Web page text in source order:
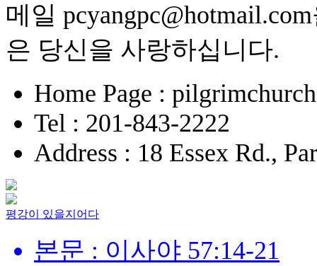
메일
은 당신을 사랑하십니다.
Home Page :
Tel : 201-843-2222
Address : 18 Essex Rd.,
평강이 있을지어다
본문 : 이사야 57:14-21